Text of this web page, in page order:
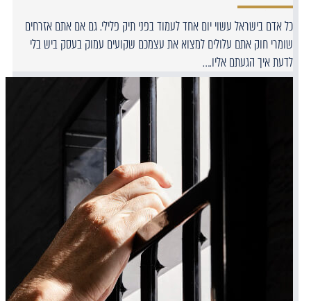
כל אדם בישראל עשוי יום אחד לעמוד בפני תיק פלילי. גם אם אתם אזרחים
שומרי חוק אתם עלולים למצוא את עצמכם שקועים עמוק בעסק ביש בלי
לדעת איך הגעתם אליו.…